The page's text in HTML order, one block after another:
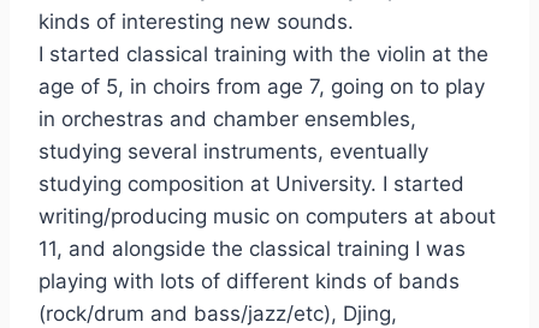
kinds of interesting new sounds.
I started classical training with the violin at the
age of 5, in choirs from age 7, going on to play
in orchestras and chamber ensembles,
studying several instruments, eventually
studying composition at University. I started
writing/producing music on computers at about
11, and alongside the classical training I was
playing with lots of different kinds of bands
(rock/drum and bass/jazz/etc), Djing,